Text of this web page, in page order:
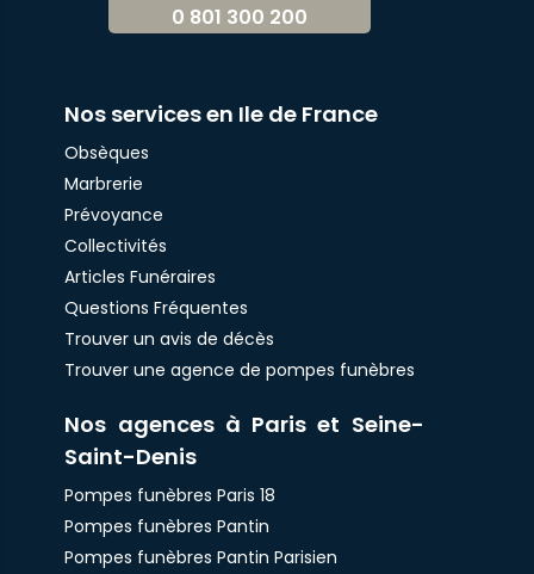
0 801 300 200
Nos services en Ile de France
Obsèques
Marbrerie
Prévoyance
Collectivités
Articles Funéraires
Questions Fréquentes
Trouver un avis de décès
Trouver une agence de pompes funèbres
Nos agences à Paris et Seine-
Saint-Denis
Pompes funèbres Paris 18
Pompes funèbres Pantin
Pompes funèbres Pantin Parisien